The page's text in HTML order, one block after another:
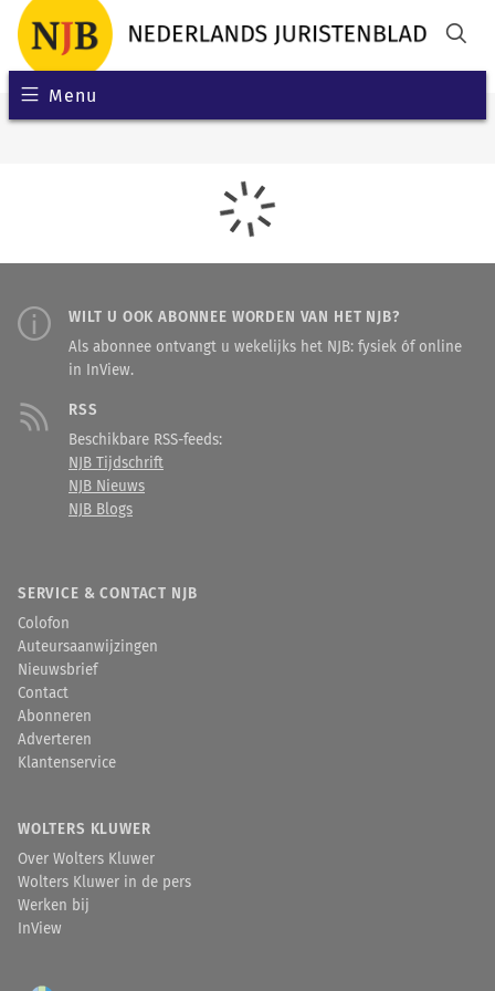
Menu
WILT U OOK ABONNEE WORDEN VAN HET NJB?
Als abonnee ontvangt u wekelijks het NJB: fysiek óf online
in InView.
RSS
Beschikbare RSS-feeds:
NJB Tijdschrift
NJB Nieuws
NJB Blogs
SERVICE & CONTACT NJB
Colofon
Auteursaanwijzingen
Nieuwsbrief
Contact
Abonneren
Adverteren
Klantenservice
WOLTERS KLUWER
Over Wolters Kluwer
Wolters Kluwer in de pers
Werken bij
InView